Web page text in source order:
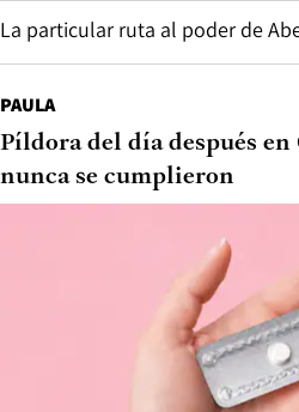
La particular ruta al poder de
PAULA
Píldora del día después
nunca se cumplieron